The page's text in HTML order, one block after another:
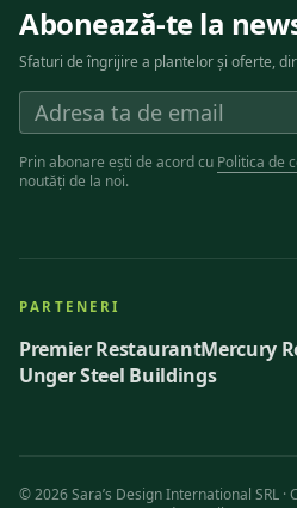
Abonează-te la
Sfaturi de îngrijire a plantelor și oferte,
Prin abonare ești de acord cu Politica de
noutăți de la noi.
PARTENERI
Premier RestaurantMercury
Unger Steel Buildings
©2026Sara’s Design International SRL ·